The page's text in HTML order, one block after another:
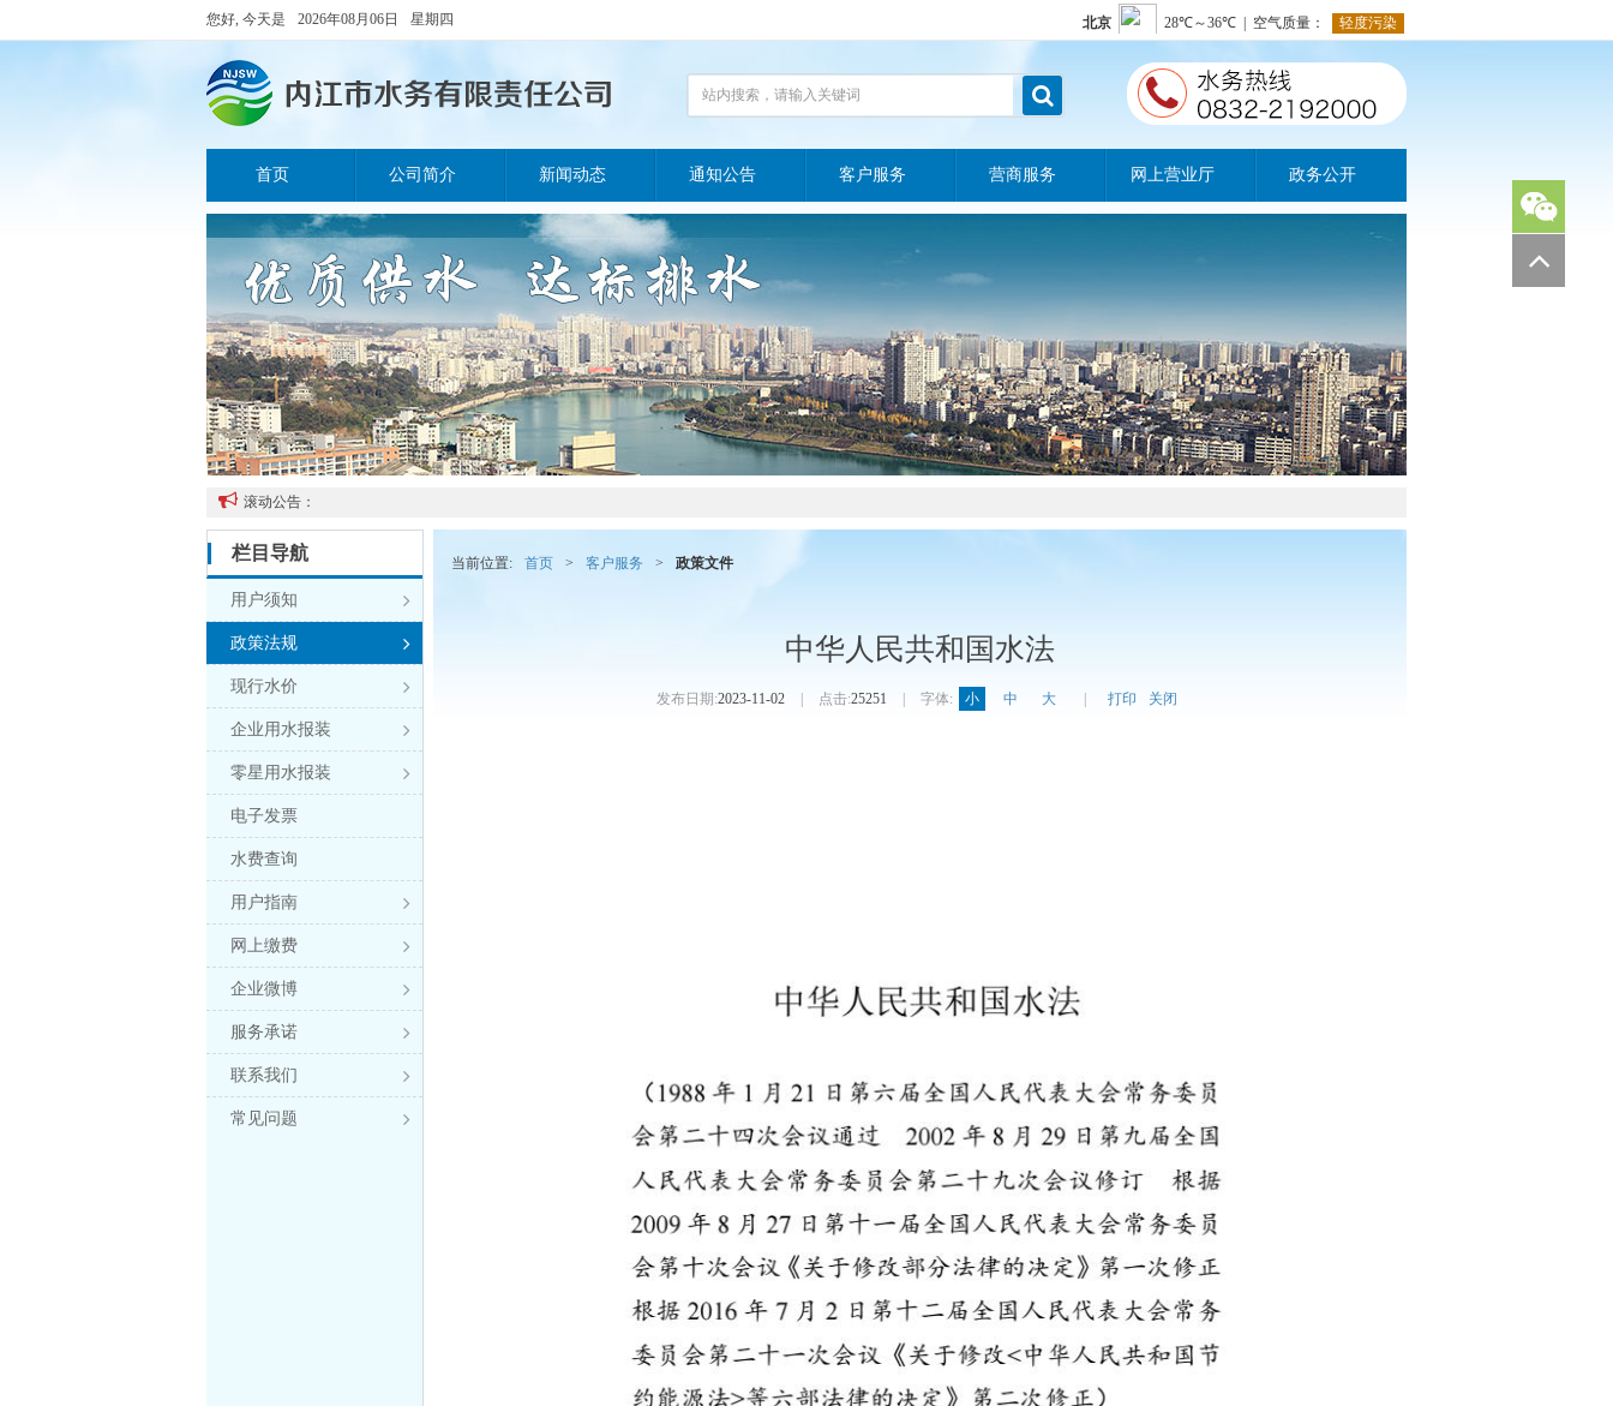
您好, 今天是 2026年08月06日 星期四
站内搜索，请输入关键词 
首页 公司简介 新闻动态 通知公告 客户服务 营商服务 网上营业厅 政务公开
 滚动公告：
栏目导航
用户须知 
政策法规 
现行水价 
企业用水报装 
零星用水报装 
电子发票
水费查询
用户指南 
网上缴费 
企业微博 
服务承诺 
联系我们 
常见问题 
当前位置: 首页 > 客户服务 > 政策文件
中华人民共和国水法
发布日期:2023-11-02 点击:25251 字体: 小 中 大 打印 关闭